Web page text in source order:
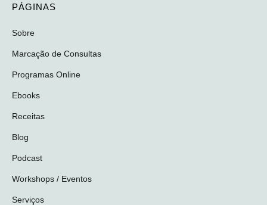
PÁGINAS
Sobre
Marcação de Consultas
Programas Online
Ebooks
Receitas
Blog
Podcast
Workshops / Eventos
Serviços